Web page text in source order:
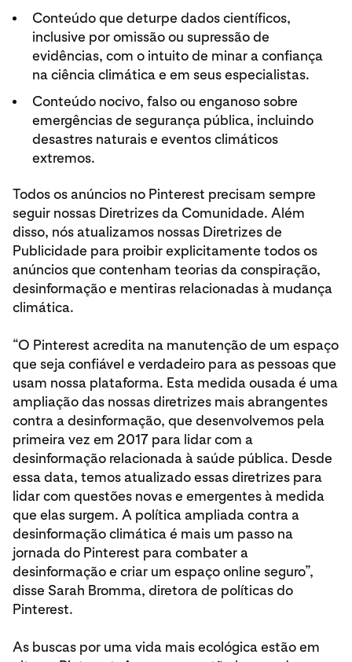
Conteúdo que deturpe dados científicos,
inclusive por omissão ou supressão de
evidências, com o intuito de minar a confiança
na ciência climática e em seus especialistas.
Conteúdo nocivo, falso ou enganoso sobre
emergências de segurança pública, incluindo
desastres naturais e eventos climáticos
extremos.
Todos os anúncios no Pinterest precisam sempre
seguir nossas Diretrizes da Comunidade. Além
disso, nós atualizamos nossas Diretrizes de
Publicidade para proibir explicitamente todos os
anúncios que contenham teorias da conspiração,
desinformação e mentiras relacionadas à mudança
climática.
“O Pinterest acredita na manutenção de um espaço
que seja confiável e verdadeiro para as pessoas que
usam nossa plataforma. Esta medida ousada é uma
ampliação das nossas diretrizes mais abrangentes
contra a desinformação, que desenvolvemos pela
primeira vez em 2017 para lidar com a
desinformação relacionada à saúde pública. Desde
essa data, temos atualizado essas diretrizes para
lidar com questões novas e emergentes à medida
que elas surgem. A política ampliada contra a
desinformação climática é mais um passo na
jornada do Pinterest para combater a
desinformação e criar um espaço online seguro”,
disse Sarah Bromma, diretora de políticas do
Pinterest.
As buscas por uma vida mais ecológica estão em